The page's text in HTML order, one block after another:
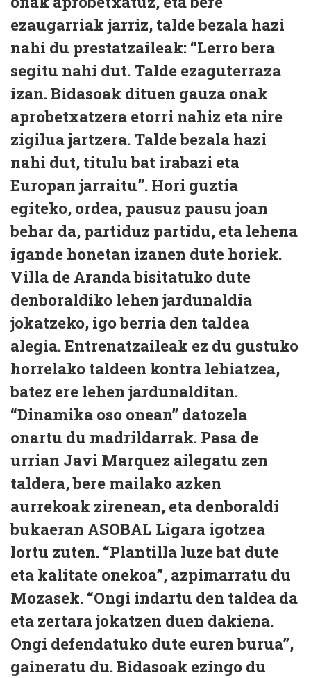
ezaugarriak jarriz, talde bezala hazi
nahi du prestatzaileak: “Lerro bera
segitu nahi dut. Talde ezaguterraza
izan. Bidasoak dituen gauza onak
aprobetxatzera etorri nahiz eta nire
zigilua jartzera. Talde bezala hazi
nahi dut, titulu bat irabazi eta
Europan jarraitu”. Hori guztia
egiteko, ordea, pausuz pausu joan
behar da, partiduz partidu, eta lehena
igande honetan izanen dute horiek.
Villa de Aranda bisitatuko dute
denboraldiko lehen jardunaldia
jokatzeko, igo berria den taldea
alegia. Entrenatzaileak ez du gustuko
horrelako taldeen kontra lehiatzea,
batez ere lehen jardunalditan.
“Dinamika oso onean” datozela
onartu du madrildarrak. Pasa de
urrian Javi Marquez ailegatu zen
taldera, bere mailako azken
aurrekoak zirenean, eta denboraldi
bukaeran ASOBAL Ligara igotzea
lortu zuten. “Plantilla luze bat dute
eta kalitate onekoa”, azpimarratu du
Mozasek. “Ongi indartu den taldea da
eta zertara jokatzen duen dakiena.
Ongi defendatuko dute euren burua”,
gaineratu du. Bidasoak ezingo du